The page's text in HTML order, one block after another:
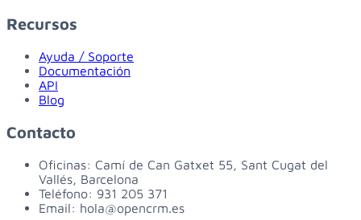
Recursos
Ayuda / Soporte
Documentación
API
Blog
Contacto
Oficinas: Camí de Can Gatxet 55, Sant Cugat del
Vallés, Barcelona
Teléfono: 931 205 371
Email: hola@opencrm.es